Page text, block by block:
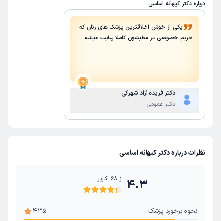
تزریق داخل سیتوپلاسمی اسپرم (ICSI)
هیسترکتومی (عمل برداشتن رحم)
قاعدگی (پریود)
اسکن داپلر (جنین) در بارداری
نازایی
ناباروری
اکو قلب جنین
آمینوسنتز
درباره دکتر کیهانه اساسی
یکی از خوش اخلاقترین پزشک های زنان که
حریم خصوصی در مطبشون کاملا رعایت میشه
دکتر فریده آزاد شهرکی
دکتر عمومی
نظرات درباره دکتر کیهانه اساسی
4.3 از 168 کاربر
نحوه برخورد پزشک 4.35